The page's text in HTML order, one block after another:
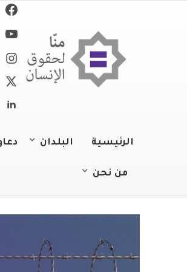
الرئيسية البلدان
جيبوتي
من نحن
فريقنا